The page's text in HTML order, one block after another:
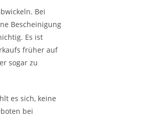
Bei
Bescheinigung
Es ist
früher auf
sogar zu
es sich, keine
bei